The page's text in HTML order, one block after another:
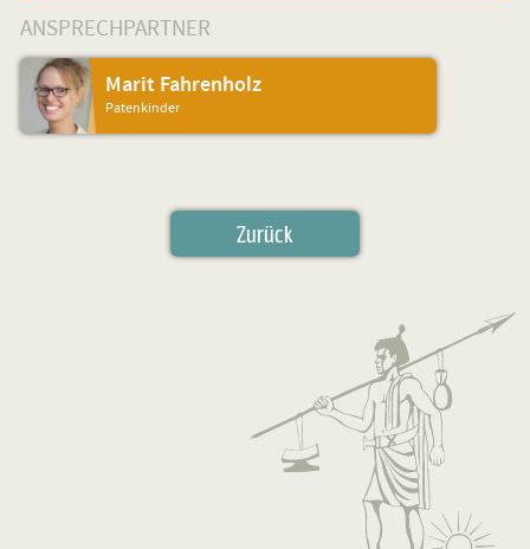
ANSPRECHPARTNER
Marit Fahrenholz
Patenkinder
Zurück